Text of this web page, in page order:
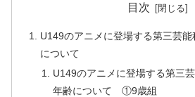
目次
U149のアニメに登場する第三芸
について
U149のアニメに登場する第三
年齢について ①9歳組